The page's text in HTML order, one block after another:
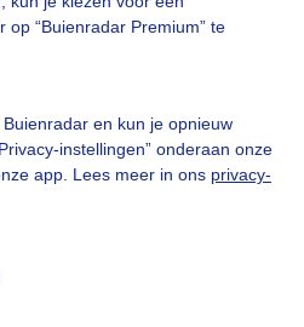
“Buienradar Premium” te
en kun je opnieuw
instellingen” onderaan onze
app. Lees meer in ons privacy-